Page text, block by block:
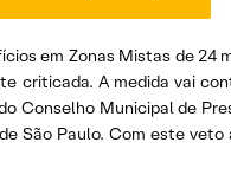
em Zonas Mistas de 24
criticada. A medida vai
Conselho Municipal de
São Paulo. Com este veto